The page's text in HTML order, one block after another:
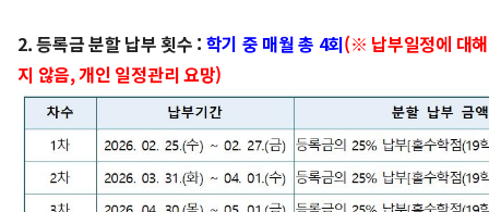
2. 등록금 분할 납부 횟수 : 학기 중 매월 총 4회(※ 납부일정에 대
지 않음, 개인 일정관리 요망)